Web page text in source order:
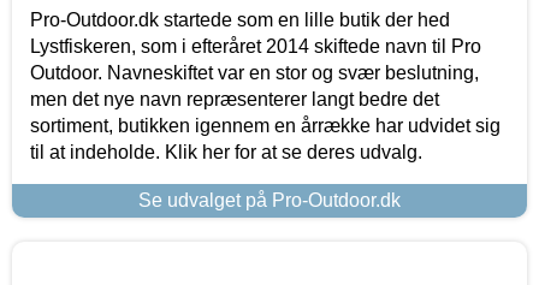
Pro-Outdoor.dk startede som en lille butik der hed
Lystfiskeren, som i efteråret 2014 skiftede navn til Pro
Outdoor. Navneskiftet var en stor og svær beslutning,
men det nye navn repræsenterer langt bedre det
sortiment, butikken igennem en årrække har udvidet sig
til at indeholde. Klik her for at se deres udvalg.
Se udvalget på Pro-Outdoor.dk